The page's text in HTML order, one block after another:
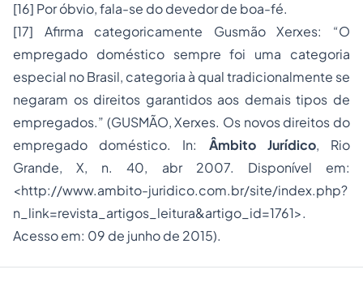
[16] Por óbvio, fala-se do devedor de boa-fé.
[17] Afirma categoricamente Gusmão Xerxes: “O
empregado doméstico sempre foi uma categoria
especial no Brasil, categoria à qual tradicionalmente se
negaram os direitos garantidos aos demais tipos de
empregados.” (GUSMÃO, Xerxes. Os novos direitos do
empregado doméstico. In: Âmbito Jurídico, Rio
Grande, X, n. 40, abr 2007. Disponível em:
<http://www.ambito-juridico.com.br/site/index.php?
n_link=revista_artigos_leitura&artigo_id=1761>.
Acesso em: 09 de junho de 2015).